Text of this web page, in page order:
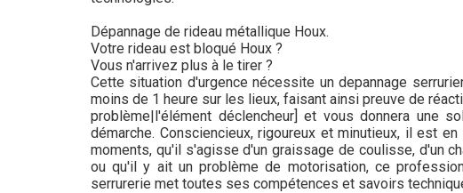
Dépannage de rideau métallique Houx.
Votre rideau est bloqué Houx ?
Vous n'arrivez plus à le tirer ?
Cette situation d'urgence nécessite un depannage
moins de 1 heure sur les lieux, faisant ainsi preuve de
problème|l'élément déclencheur] et vous donnera une
démarche. Consciencieux, rigoureux et minutieux, il est
moments, qu'il s'agisse d'un graissage de coulisse, d'un
ou qu'il y ait un problème de motorisation, ce
serrurerie met toutes ses compétences et savoirs